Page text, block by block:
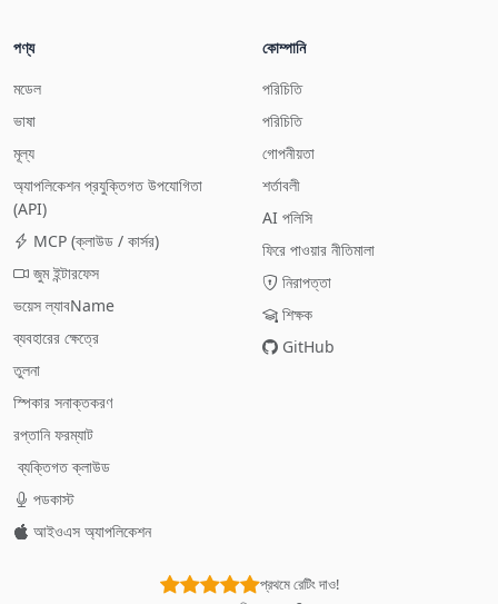
পণ্য
মডেল
ভাষা
মূল্য
অ্যাপলিকেশন প্রযুক্তিগত উপযোগিতা
(API)
MCP (ক্লাউড / কার্সর)
জুম ইন্টারফেস
ভয়েস ল্যাবName
ব্যবহারের ক্ষেত্রে
তুলনা
স্পিকার সনাক্তকরণ
রপ্তানি ফরম্যাট
ব্যক্তিগত ক্লাউড
পডকাস্ট
আইওএস অ্যাপলিকেশন
কোম্পানি
পরিচিতি
পরিচিতি
গোপনীয়তা
শর্তাবলী
AI পলিসি
ফিরে পাওয়ার নীতিমালা
নিরাপত্তা
শিক্ষক
GitHub
প্রথমে রেটিং দাও!